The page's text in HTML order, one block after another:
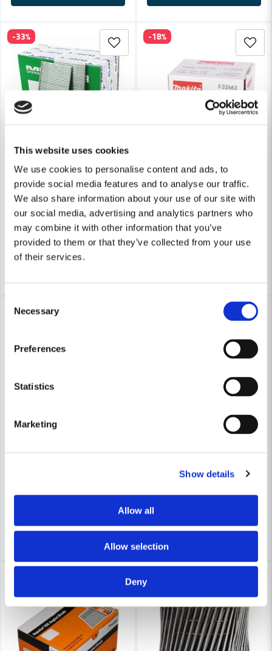
This website uses cookies
We use cookies to personalise content and ads, to
provide social media features and to analyse our traffic.
We also share information about your use of our site with
our social media, advertising and analytics partners who
may combine it with other information that you’ve
provided to them or that they’ve collected from your use
of their services.
Selection
Necessary
Preferences
Statistics
Marketing
Show details
Allow all
Allow selection
Deny
HIKOKI POWERTOOLS
HiKOKI Dyckert 1,6mm Elförzinkad
207 kr
138 kr
Leveranstid ifrån leverantör ca
3-7 arbetsdagar
-33%
MAKITA POWERTOOLS
Makita F-32663 Klammer
347 kr
283 kr
Finns i Webblager
-18%
428 kr
349 kr
Köp
-18%
313 kr
216 kr
Köp